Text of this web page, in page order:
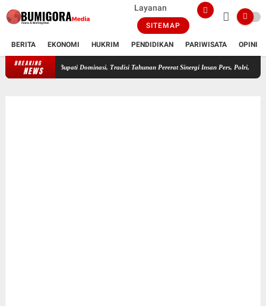
Layanan
SITEMAP
BERITA EKONOMI HUKRIM PENDIDIKAN PARIWISATA OPINI
BREAKING
NEWSFWMO Lotim Gelar Lomba Mancing Kemerdekaan, Stapsus Bupati